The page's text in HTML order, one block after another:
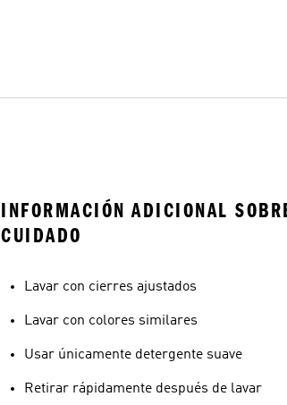
INFORMACIÓN ADICIONAL
CUIDADO
Lavar con cierres ajustados
Lavar con colores similares
Usar únicamente detergente suave
Retirar rápidamente después de lavar